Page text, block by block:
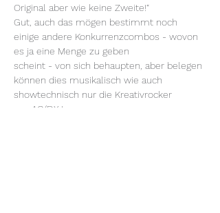
Original aber wie keine Zweite!“
Gut, auch das mögen bestimmt noch
einige andere Konkurrenzcombos - wovon
es ja eine Menge zu geben
scheint - von sich behaupten, aber belegen
können dies musikalisch wie auch
showtechnisch nur die Kreativrocker
um AC/DX.!